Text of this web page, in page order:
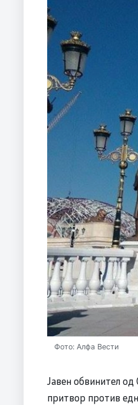
Фото: Алфа Вести
Јавен обвинител
притвор против